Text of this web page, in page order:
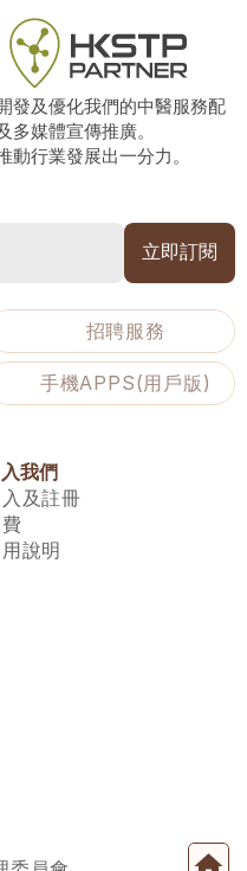
發及優化我們的中醫服務配
媒體宣傳推廣。
行業發展出一分力。
招聘服務
手機APPS(用戶版)
我們
及註冊
說明